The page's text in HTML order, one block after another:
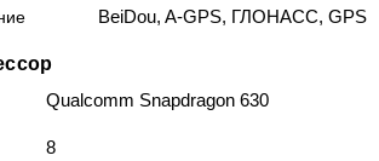
BeiDou, A-GPS, ГЛОНАСС, GPS
Qualcomm Snapdragon 630
8